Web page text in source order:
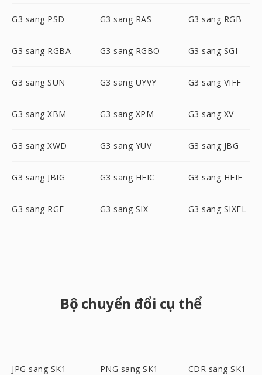
G3 sang PSD G3 sang RAS G3 sang RGB
G3 sang RGBA G3 sang RGBO G3 sang SGI
G3 sang SUN G3 sang UYVY G3 sang VIFF
G3 sang XBM G3 sang XPM G3 sang XV
G3 sang XWD G3 sang YUV G3 sang JBG
G3 sang JBIG G3 sang HEIC G3 sang HEIF
G3 sang RGF G3 sang SIX G3 sang SIXEL
Bộ chuyển đổi cụ thể
JPG sang SK1 PNG sang SK1 CDR sang SK1